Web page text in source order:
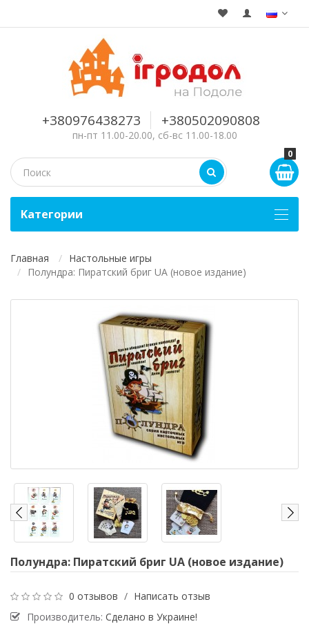
+380976438273 +380502090808
пн-пт 11.00-20.00, сб-вс 11.00-18.00
0
Kатегории
Главная
Настольные игры
Полундра: Пиратский бриг UA (новое издание)
Полундра: Пиратский бриг UA (новое издание)
0 отзывов / Написать отзыв
Производитель: Сделано в Украине!